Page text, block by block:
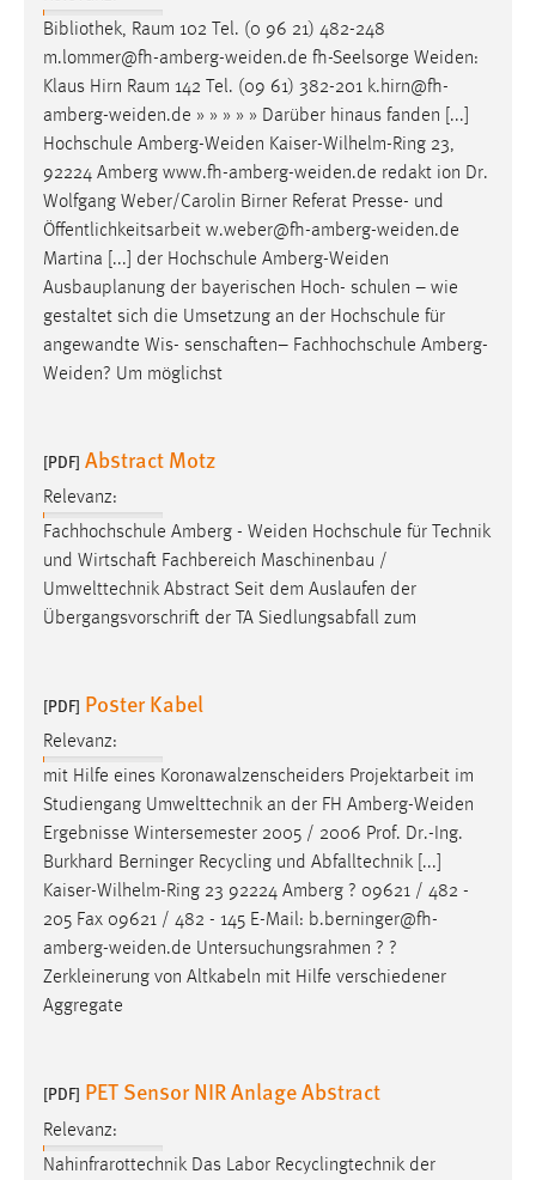
Bibliothek, Raum 102 Tel. (0 96 21) 482-248
m.lommer@fh-amberg-weiden.de fh-Seelsorge Weiden:
Klaus Hirn Raum 142 Tel. (09 61) 382-201 k.hirn@fh-
amberg-weiden.de » » » » » Darüber hinaus fanden [...]
Hochschule Amberg-Weiden Kaiser-Wilhelm-Ring 23,
92224 Amberg www.fh-amberg-weiden.de redakt ion Dr.
Wolfgang Weber/Carolin Birner Referat Presse- und
Öffentlichkeitsarbeit w.weber@fh-amberg-weiden.de
Martina [...] der Hochschule Amberg-Weiden
Ausbauplanung der bayerischen Hoch- schulen – wie
gestaltet sich die Umsetzung an der Hochschule für
angewandte Wis- senschaften– Fachhochschule Amberg-
Weiden? Um möglichst
[PDF] Abstract Motz
Relevanz:
Fachhochschule Amberg - Weiden Hochschule für Technik
und Wirtschaft Fachbereich Maschinenbau /
Umwelttechnik Abstract Seit dem Auslaufen der
Übergangsvorschrift der TA Siedlungsabfall zum
[PDF] Poster Kabel
Relevanz:
mit Hilfe eines Koronawalzenscheiders Projektarbeit im
Studiengang Umwelttechnik an der FH Amberg-Weiden
Ergebnisse Wintersemester 2005 / 2006 Prof. Dr.-Ing.
Burkhard Berninger Recycling und Abfalltechnik [...]
Kaiser-Wilhelm-Ring 23 92224 Amberg ? 09621 / 482 -
205 Fax 09621 / 482 - 145 E-Mail: b.berninger@fh-
amberg-weiden.de Untersuchungsrahmen ? ?
Zerkleinerung von Altkabeln mit Hilfe verschiedener
Aggregate
[PDF] PET Sensor NIR Anlage Abstract
Relevanz:
Nahinfrarottechnik Das Labor Recyclingtechnik der
Chat
Name:
MibewSessionID, MIBEW_UserID, mibew_locale, mibew-
chat-frame-style-5e9dbeb1811c0446
Zweck:
Wird benötigt um die Chatfunktion nutzen zu können.
Cookie Laufzeit:
5e9dbeb1811c0446 = Sitzungslaufzeit, mibew_locale = 3
Jahre, MIBEW_UserID = 1 Jahr
fe_user, be_user, be_lastLoginProvider
Dieser Cookie ist notwendig um sich an der Website
einloggen zu können.
Cookie Laufzeit:
STATISTIK
Statistik Cookies erfassen Informationen anonym.
Diese Informationen helfen uns zu verstehen, wie
unsere Besucher unsere Website nutzen.
Matomo
Name:
_pk_ref, _pk_cvar, _pk_id, _pk_ses
Zweck:
Max. 13 Monate